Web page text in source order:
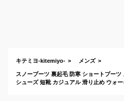
キテミヨ-kitemiyo- メンズ
スノーブーツ 裏起毛 防寒 ショートブー
シューズ 短靴 カジュアル 滑り止め ウォ